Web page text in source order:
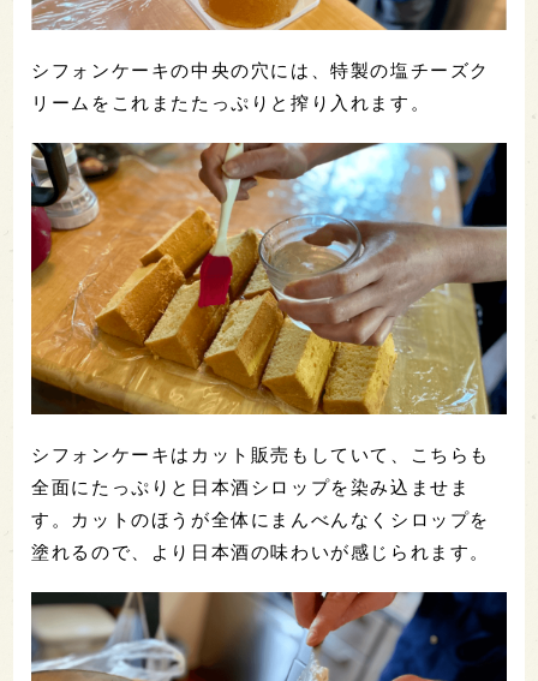
シフォンケーキの中央の穴には、特製の塩チーズク
リームをこれまたたっぷりと搾り入れます。
シフォンケーキはカット販売もしていて、こちらも
全面にたっぷりと日本酒シロップを染み込ませま
す。カットのほうが全体にまんべんなくシロップを
塗れるので、より日本酒の味わいが感じられます。